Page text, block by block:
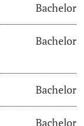
Bachelor
Bachelor
Bachelor
Bachelor